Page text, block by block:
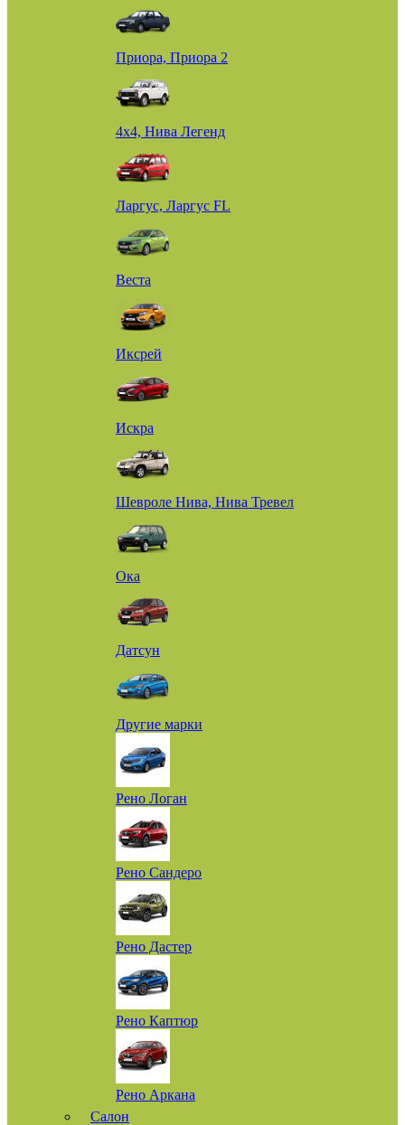
Приора, Приора 2
4х4, Нива Легенд
Ларгус, Ларгус FL
Веста
Иксрей
Искра
Шевроле Нива, Нива Тревел
Ока
Датсун
Другие марки
Рено Логан
Рено Сандеро
Рено Дастер
Рено Каптюр
Рено Аркана
Салон